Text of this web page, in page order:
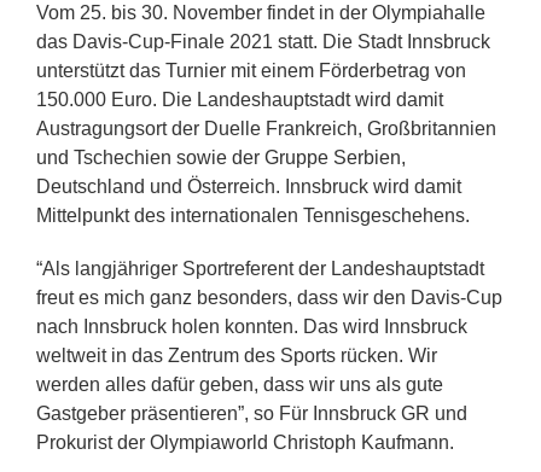
Vom 25. bis 30. November findet in der Olympiahalle
das Davis-Cup-Finale 2021 statt. Die Stadt Innsbruck
unterstützt das Turnier mit einem Förderbetrag von
150.000 Euro. Die Landeshauptstadt wird damit
Austragungsort der Duelle Frankreich, Großbritannien
und Tschechien sowie der Gruppe Serbien,
Deutschland und Österreich. Innsbruck wird damit
Mittelpunkt des internationalen Tennisgeschehens.
“Als langjähriger Sportreferent der Landeshauptstadt
freut es mich ganz besonders, dass wir den Davis-Cup
nach Innsbruck holen konnten. Das wird Innsbruck
weltweit in das Zentrum des Sports rücken. Wir
werden alles dafür geben, dass wir uns als gute
Gastgeber präsentieren”, so Für Innsbruck GR und
Prokurist der Olympiaworld Christoph Kaufmann.